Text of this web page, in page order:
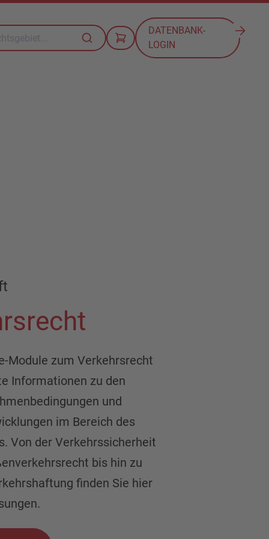
DATENBANK-
LOGIN
Module zum Verkehrsrecht
Informationen zu den
und
im Bereich des
Von der Verkehrssicherheit
bis hin zu
finden Sie hier